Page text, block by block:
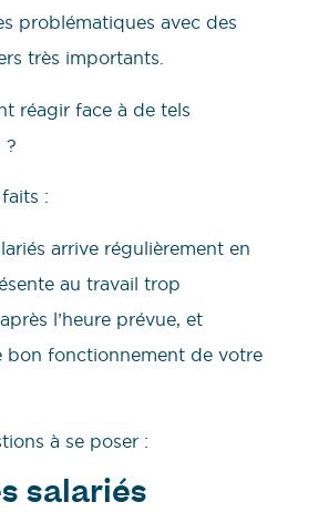
problématiques avec des
très importants.
réagir face à de tels
?
:
arrive régulièrement en
au travail trop
l’heure prévue, et
bon fonctionnement de votre
à se poser :
salariés